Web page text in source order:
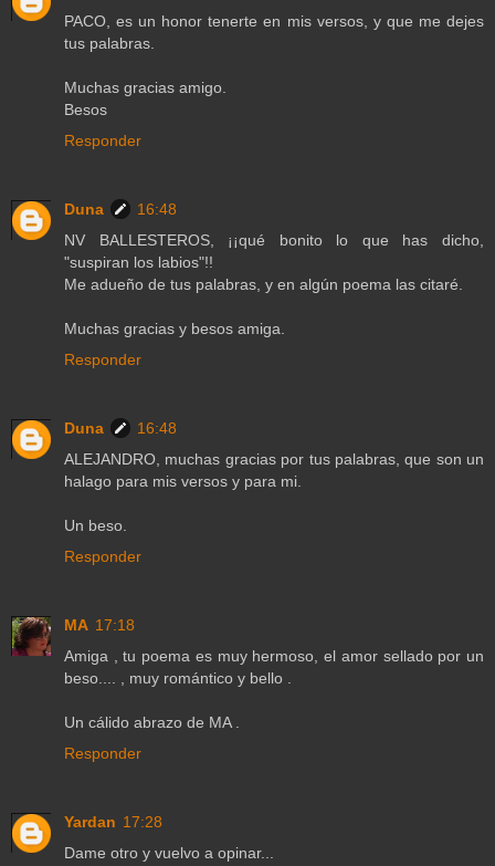
PACO, es un honor tenerte en mis versos, y que me dejes
tus palabras.
Muchas gracias amigo.
Besos
Responder
Duna
16:48
NV BALLESTEROS, ¡¡qué bonito lo que has dicho,
"suspiran los labios"!!
Me adueño de tus palabras, y en algún poema las citaré.
Muchas gracias y besos amiga.
Responder
Duna
16:48
ALEJANDRO, muchas gracias por tus palabras, que son un
halago para mis versos y para mi.
Un beso.
Responder
MA 17:18
Amiga , tu poema es muy hermoso, el amor sellado por un
beso.... , muy romántico y bello .
Un cálido abrazo de MA .
Responder
Yardan 17:28
Dame otro y vuelvo a opinar...